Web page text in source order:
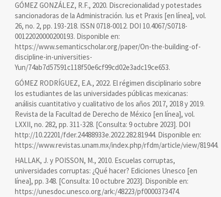
GÓMEZ GONZÁLEZ, R.F., 2020. Discrecionalidad y potestades
sancionadoras de la Administración. Ius et Praxis [en línea], vol.
26, no. 2, pp. 193-218. ISSN 0718-0012. DOI 10.4067/S0718-
00122020000200193. Disponible en:
https://www.semanticscholar.org/paper/On-the-building-of-
discipline-in-universities-
Yun/74ab7d57591c118f50e6cf99cd02e3adc19ce653.
GÓMEZ RODRÍGUEZ, E.A., 2022. El régimen disciplinario sobre
los estudiantes de las universidades públicas mexicanas:
análisis cuantitativo y cualitativo de los años 2017, 2018 y 2019.
Revista de la Facultad de Derecho de México [en línea], vol.
LXXII, no. 282, pp. 311-328. [Consulta: 9 octubre 2023]. DOI
http://10.22201/fder.24488933e.2022.282.81944. Disponible en:
https://www.revistas.unam.mx/index.php/rfdm/article/view/81944.
HALLAK, J. y POISSON, M., 2010. Escuelas corruptas,
universidades corruptas: ¿Qué hacer? Ediciones Unesco [en
línea], pp. 348. [Consulta: 10 octubre 2023]. Disponible en:
https://unesdoc.unesco.org/ark:/48223/pf0000373474.